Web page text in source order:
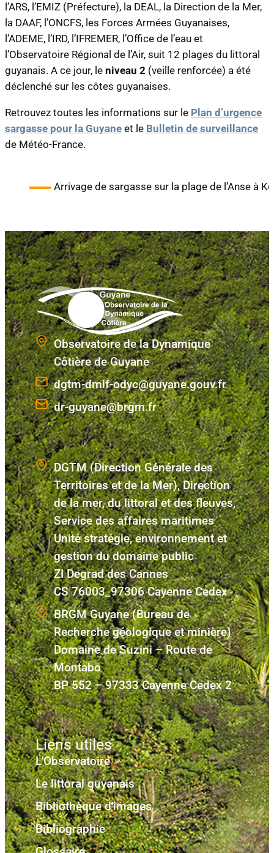
l’ARS, l’EMIZ (Préfecture), la DEAL, la Direction de la Mer,
la DAAF, l’ONCFS, les Forces Armées Guyanaises,
l’ADEME, l’IRD, l’IFREMER, l’Office de l’eau et
l’Observatoire Régional de l’Air, suit 12 plages du littoral
guyanais. A ce jour, le niveau 2 (veille renforcée) a été
déclenché sur les côtes guyanaises.
Retrouvez toutes les informations sur le Plan d’urgence
sargasse pour la Guyane et le Bulletin de surveillance
de Météo-France.
Arrivage de sargasse sur la plage de l’Anse à
Observatoire de la Dynamique
Côtière de Guyane
dgtm-dmlf-odyc@guyane.gouv.fr
dr-guyane@brgm.fr
DGTM (Direction Générale des
Territoires et de la Mer), Direction
de la mer, du littoral et des fleuves,
Service des affaires maritimes
Unité stratégie, environnement et
gestion du domaine public
ZI Degrad des Cannes
CS 76003_97306 Cayenne Cedex
BRGM Guyane (Bureau de
Recherche géologique et minière)
Domaine de Suzini – Route de
Montabo
BP 552 – 97333 Cayenne Cedex 2
Liens utiles
L'Observatoire
Le littoral guyanais
Bibliothèque d'images
Bibliographie